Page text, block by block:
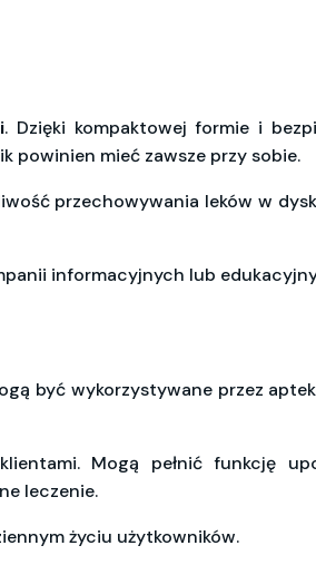
. Dzięki kompaktowej formie i
powinien mieć zawsze przy sobie.
przechowywania leków w
informacyjnych lub
być wykorzystywane przez
Mogą pełnić funkcję
leczenie.
życiu użytkowników.